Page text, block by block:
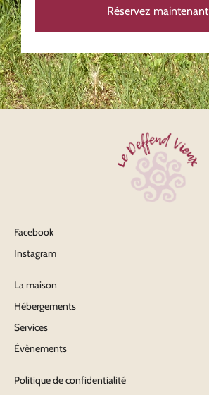
Réservez maintenant
Facebook
Instagram
La maison
Hébergements
Services
Évènements
Politique de confidentialité